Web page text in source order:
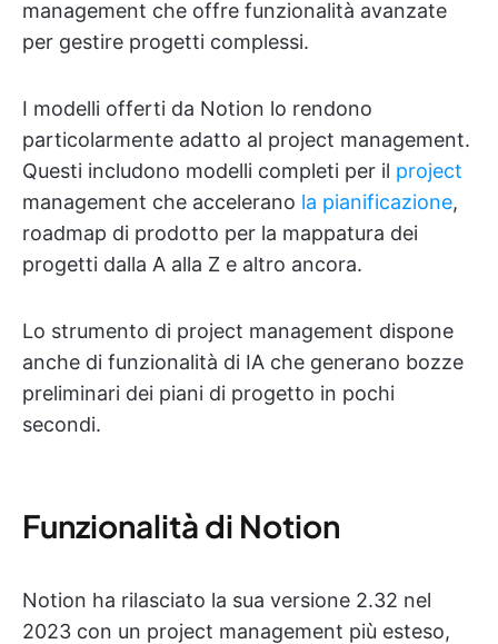
management che offre funzionalità avanzate
per gestire progetti complessi.
I modelli offerti da Notion lo rendono
particolarmente adatto al project management.
Questi includono modelli completi per il project
management che accelerano la pianificazione,
roadmap di prodotto per la mappatura dei
progetti dalla A alla Z e altro ancora.
Lo strumento di project management dispone
anche di funzionalità di IA che generano bozze
preliminari dei piani di progetto in pochi
secondi.
Funzionalità di Notion
Notion ha rilasciato la sua versione 2.32 nel
2023 con un project management più esteso,